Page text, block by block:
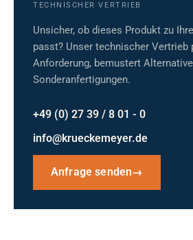
TECHNISCHER VERTRIEB
Unsicher, ob dieses Produkt zu
passt? Unser technischer Vertrieb
Anforderung, bemustert
Sonderanfertigungen.
+49 (0) 27 39 / 8 01 - 0
info@krueckemeyer.de
Anfrage senden→